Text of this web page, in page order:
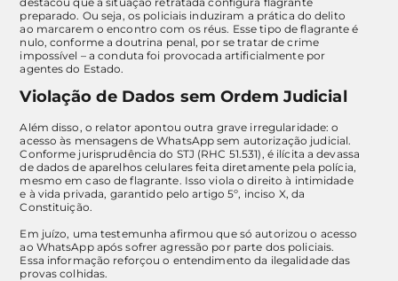
preparado. Ou seja, os policiais induziram a prática do delito
ao marcarem o encontro com os réus. Esse tipo de flagrante é
nulo, conforme a doutrina penal, por se tratar de crime
impossível – a conduta foi provocada artificialmente por
agentes do Estado.
Violação de Dados sem Ordem Judicial
Além disso, o relator apontou outra grave irregularidade: o
acesso às mensagens de WhatsApp sem autorização judicial.
Conforme jurisprudência do STJ (RHC 51.531), é ilícita a devassa
de dados de aparelhos celulares feita diretamente pela polícia,
mesmo em caso de flagrante. Isso viola o direito à intimidade
e à vida privada, garantido pelo artigo 5º, inciso X, da
Constituição.
Em juízo, uma testemunha afirmou que só autorizou o acesso
ao WhatsApp após sofrer agressão por parte dos policiais.
Essa informação reforçou o entendimento da ilegalidade das
provas colhidas.